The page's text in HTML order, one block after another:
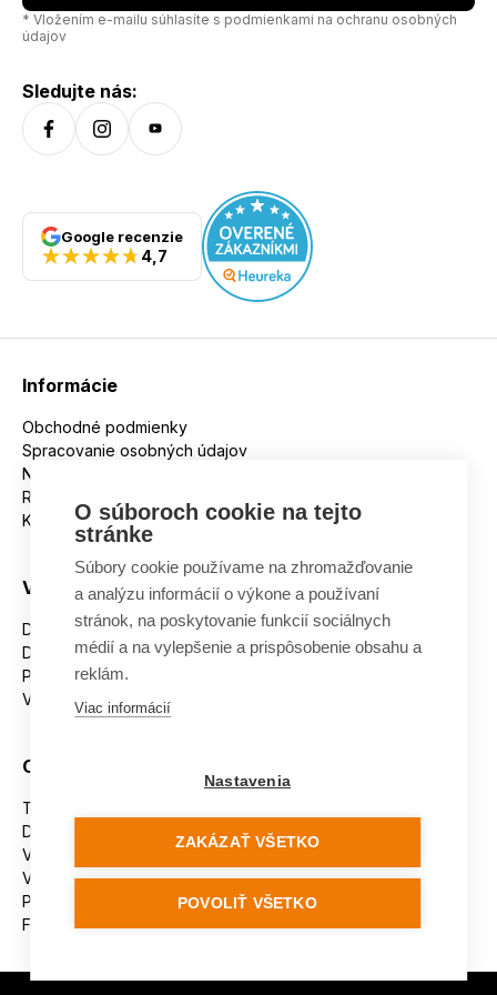
* Vložením e-mailu súhlasíte s podmienkami na ochranu osobných
údajov
Sledujte nás:
Google recenzie
4,7
Informácie
Obchodné podmienky
Spracovanie osobných údajov
Nakupujeme na splátky
Reklamácie
Kontakt
Všetko o nákupe
Dostupnosť tovaru
Doprava
Platba
Výmena a vrátenie tovaru
Ostatné
Tabuľka veľkostí
Doporučená dĺžka lyží
Vypaľovanie papúč
Veľkosti skeletu lyžiarok
Platforma na riešenie sporov online (ODR)
Formulár na odstúpenie od zmluvy
O súboroch cookie na tejto
stránke
Súbory cookie používame na zhromažďovanie
a analýzu informácií o výkone a používaní
stránok, na poskytovanie funkcií sociálnych
médií a na vylepšenie a prispôsobenie obsahu a
reklám.
Viac informácií
Nastavenia
ZAKÁZAŤ VŠETKO
POVOLIŤ VŠETKO